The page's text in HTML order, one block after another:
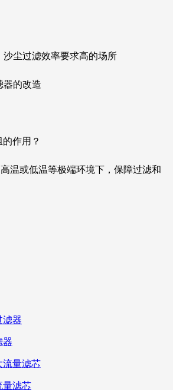
沙尘过滤效率要求高的场所
器的改造
作用？
温或低温等极端环境下，保障过滤和
器
量滤芯